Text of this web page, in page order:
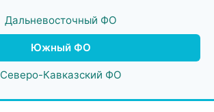
Дальневосточный ФО
Южный ФО
Северо-Кавказский ФО